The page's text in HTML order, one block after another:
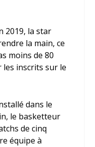
2019, la star
la main, ce
moins de 80
inscrits sur le
dans le
le basketteur
de cinq
équipe à